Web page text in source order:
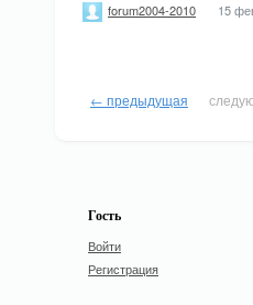
forum2004-2010 15
← предыдущая
Гость
Войти
Регистрация